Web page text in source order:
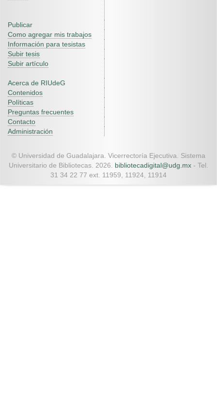
Publicar
Como agregar mis trabajos
Información para tesistas
Subir tesis
Subir artículo
Acerca de RIUdeG
Contenidos
Políticas
Preguntas frecuentes
Contacto
Administración
© Universidad de Guadalajara. Vicerrectoría Ejecutiva. Sistema
Universitario de Bibliotecas. 2026. bibliotecadigital@udg.mx - Tel.
31 34 22 77 ext. 11959, 11924, 11914